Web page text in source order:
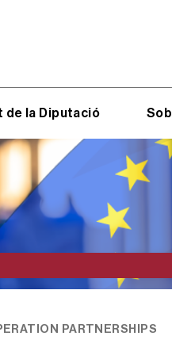
de la Diputació
PARTNERSHIPS